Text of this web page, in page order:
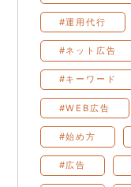
#運用代行
#ネット広告
#キーワード
#WEB広告
#始め方
#広告